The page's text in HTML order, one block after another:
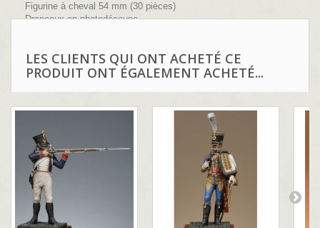
Figurine à cheval 54 mm (30 pièces)
Drapeaux en photodécoupe
LES CLIENTS QUI ONT ACHETÉ CE
PRODUIT ONT ÉGALEMENT ACHETÉ...